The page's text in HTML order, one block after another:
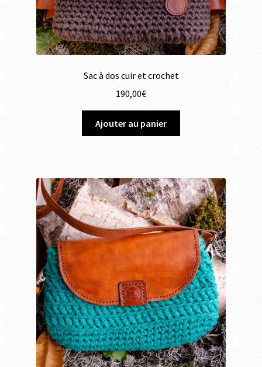
Sac à dos cuir et crochet
190,00€
Ajouter au panier